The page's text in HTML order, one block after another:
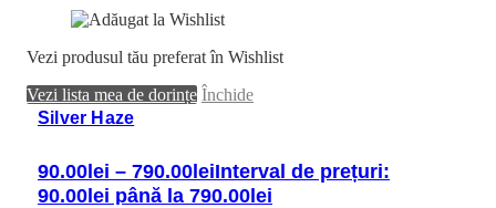
Vezi produsul tău preferat în Wishlist
Vezi lista mea de dorințe Închide
Silver Haze
90.00lei – 790.00leiInterval de prețuri:
90.00lei până la 790.00lei